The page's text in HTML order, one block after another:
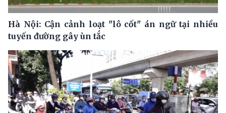
Hà Nội: Cận cảnh loạt "lô cốt" án ngữ tại nhiều
tuyến đường gây ùn tắc